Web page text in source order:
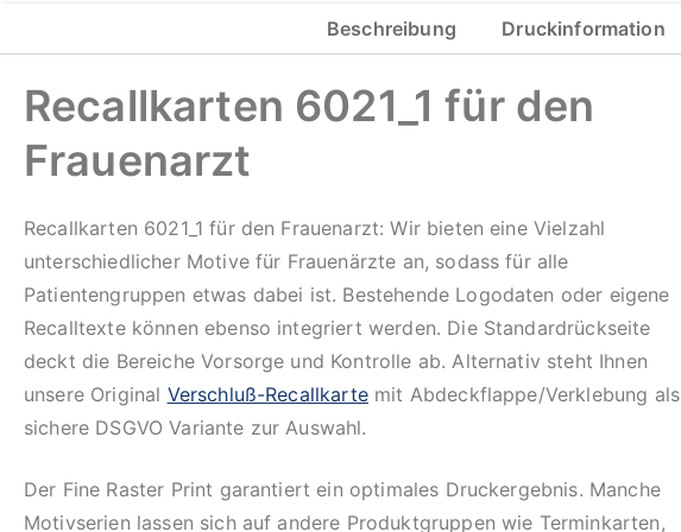
Corporate
Design
mehr erfahren
Beschreibung Druckinformation
Recallkarten 6021_1 für den
Frauenarzt
Recallkarten 6021_1 für den Frauenarzt: Wir bieten eine Vielzahl
unterschiedlicher Motive für Frauenärzte an, sodass für alle
Patientengruppen etwas dabei ist. Bestehende Logodaten oder eigene
Recalltexte können ebenso integriert werden. Die Standardrückseite
deckt die Bereiche Vorsorge und Kontrolle ab. Alternativ steht Ihnen
unsere Original Verschluß-Recallkartemit Abdeckflappe/Verklebung als
sichere DSGVO Variante zur Auswahl.
Der Fine Raster Print garantiert ein optimales Druckergebnis. Manche
Motivserien lassen sich auf andere Produktgruppen wie Terminkarten,